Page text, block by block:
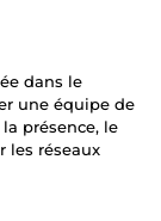
dans le
une équipe de
présence, le
les réseaux